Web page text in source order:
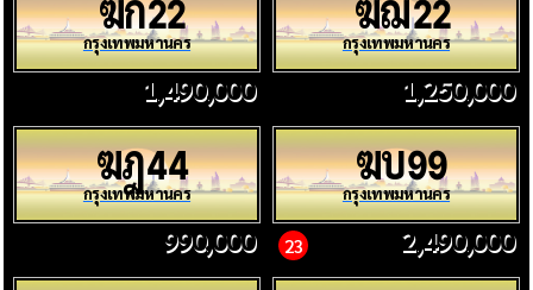
22
กรุงเทพมหานคร
1,490,000
22
กรุงเทพมหานคร
1,250,000
ฆฎ44
กรุงเทพมหานคร
990,000
ฆบ99
กรุงเทพมหานคร
23 2,490,000